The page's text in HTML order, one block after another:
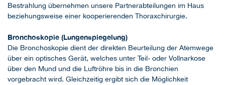
Bestrahlung übernehmen unsere Partnerabteilungen im Haus
beziehungsweise einer kooperierenden Thoraxchirurgie.
Bronchoskopie (Lungenspiegelung)
Die Bronchoskopie dient der direkten Beurteilung der Atemwege
über ein optisches Gerät, welches unter Teil- oder Vollnarkose
über den Mund und die Luftröhre bis in die Bronchien
vorgebracht wird. Gleichzeitig ergibt sich die Möglichkeit